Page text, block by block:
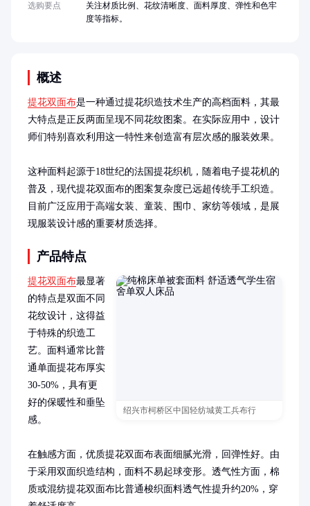
概述
提花双面布是一种通过提花织造技术生产的高档面料，其最
大特点是正反两面呈现不同花纹图案。在实际应用中，设计
师们特别喜欢利用这一特性来创造富有层次感的服装效果。
这种面料起源于18世纪的法国提花织机，随着电子提花机的
普及，现代提花双面布的图案复杂度已远超传统手工织造。
目前广泛应用于高端女装、童装、围巾、家纺等领域，是展
现服装设计感的重要材质选择。
产品特点
绍兴市柯桥区中国轻纺城黄工兵布行
提花双面布最显著
的特点是双面不同
花纹设计，这得益
于特殊的织造工
艺。面料通常比普
通单面提花布厚实
30-50%，具有更
好的保暖性和垂坠
感。
在触感方面，优质提花双面布表面细腻光滑，回弹性好。由
于采用双面织造结构，面料不易起球变形。透气性方面，棉
质或混纺提花双面布比普通梭织面料透气性提升约20%，穿
选购要点
关注材质比例、花纹清晰度、面料厚度、弹性和色牢
度等指标。